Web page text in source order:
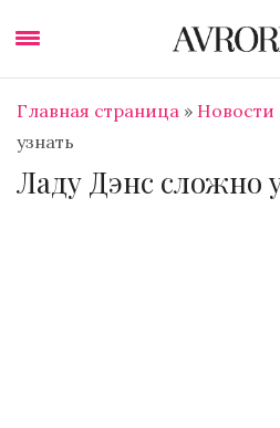
Главная страница » Новости
узнать
Ладу Дэнс сложно